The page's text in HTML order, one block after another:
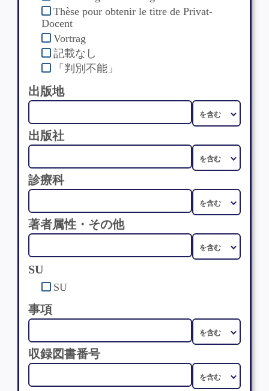
Thèse pour obtenir le titre de Privat-
Docent
Vortrag
記載なし
「判別不能」
出版地
出版社
診療科
著者属性・その他
SU
SU
事項
収録図書番号